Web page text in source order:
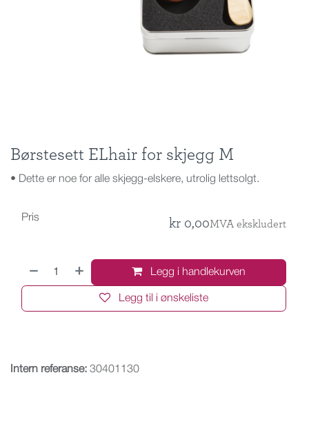
Børstesett ELhair for skjegg M
• Dette er noe for alle skjegg-elskere, utrolig lettsolgt.
Legg i handlekurven
Legg til i ønskeliste
Pris kr 0,00MVA ekskludert
Intern referanse: 30401130